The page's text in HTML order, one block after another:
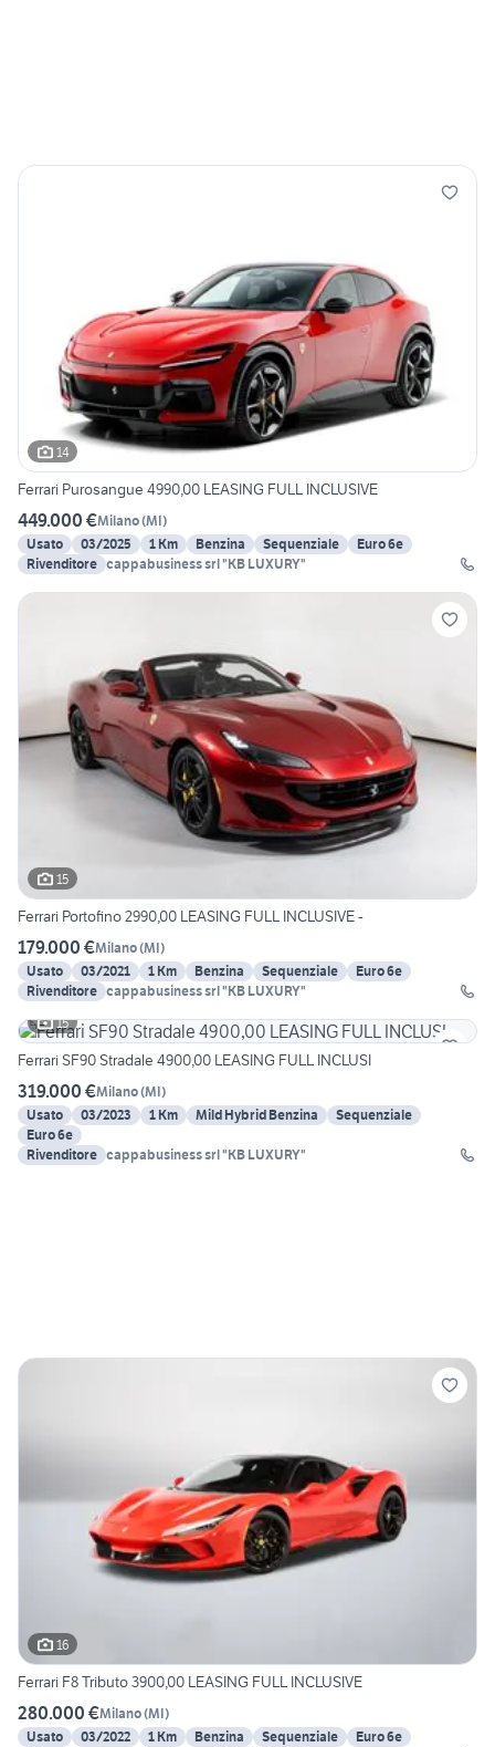
14
Ferrari Purosangue 4990,00 LEASING FULL INCLUSIVE
449.000 €Milano(MI)
Usato
03/2025 1 Km Benzina Sequenziale
Euro 6e
Rivenditore
cappabusiness srl "KB LUXURY"
15
Ferrari Portofino 2990,00 LEASING FULL INCLUSIVE -
179.000 €Milano(MI)
Usato
03/2021 1 Km Benzina Sequenziale
Euro 6e
Rivenditore
cappabusiness srl "KB LUXURY"
15
Ferrari SF90 Stradale 4900,00 LEASING FULL INCLUSI
319.000 €Milano(MI)
Usato
03/2023 1 Km Mild Hybrid Benzina
Sequenziale
Euro 6e
Rivenditore
cappabusiness srl "KB LUXURY"
16
Ferrari F8 Tributo 3900,00 LEASING FULL INCLUSIVE
280.000 €Milano(MI)
Usato
03/2022 1 Km Benzina Sequenziale
Euro 6e